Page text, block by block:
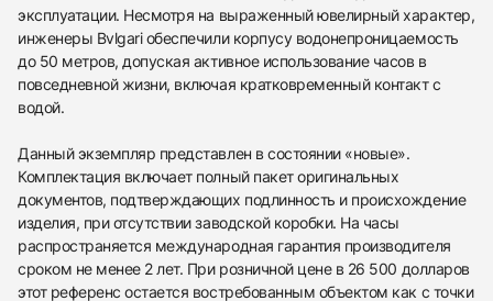
438
285
145
142
205
204
195
150
6
эксплуатации. Несмотря на выраженный ювелирный характер,
инженеры Bvlgari обеспечили корпусу водонепроницаемость
до 50 метров, допуская активное использование часов в
повседневной жизни, включая кратковременный контакт с
водой.
Данный экземпляр представлен в состоянии «новые».
Комплектация включает полный пакет оригинальных
документов, подтверждающих подлинность и происхождение
изделия, при отсутствии заводской коробки. На часы
распространяется международная гарантия производителя
сроком не менее 2 лет. При розничной цене в 26 500 долларов
этот референс остается востребованным объектом как с точки
Трейд-ин часов